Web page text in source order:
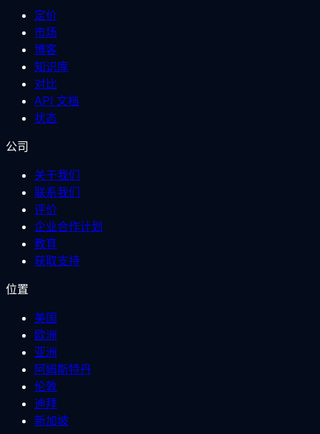
定价
市场
博客
知识库
对比
API 文档
状态
公司
关于我们
联系我们
评价
企业合作计划
教育
获取支持
位置
美国
欧洲
亚洲
阿姆斯特丹
伦敦
迪拜
新加坡